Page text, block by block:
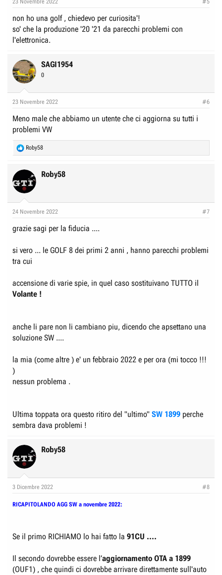
23 Novembre 2022 #5
non ho una golf , chiedevo per curiosita'!
so' che la produzione '20 '21 da parecchi problemi con
l'elettronica.
SAGI1954
0
23 Novembre 2022 #6
Meno male che abbiamo un utente che ci aggiorna su tutti i
problemi VW
R
e
t
i
s
Roby58
Roby58
24 Novembre 2022 #7
grazie sagi per la fiducia ....
si vero ... le GOLF 8 dei primi 2 anni , hanno parecchi problemi
tra cui
accensione di varie spie, in quel caso sostituivano TUTTO il
Volante !
anche li pare non li cambiano piu, dicendo che apsettano una
soluzione SW ....
la mia (come altre ) e' un febbraio 2022 e per ora (mi tocco !!!
)
nessun problema .
Ultima toppata ora questo ritiro del "ultimo" SW 1899 perche
sembra dava problemi !
Roby58
3 Dicembre 2022 #8
RICAPITOLANDO AGG SW a novembre 2022:
Se il primo RICHIAMO lo hai fatto la 91CU ....
Il secondo dovrebbe essere l’aggiornamento OTA a 1899
(OUF1) , che quindi ci dovrebbe arrivare direttamente sull'auto